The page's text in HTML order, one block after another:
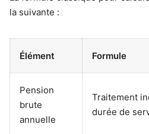
la suivante :
Élément Formule
Pension
brute
annuelle
Traitement
durée de